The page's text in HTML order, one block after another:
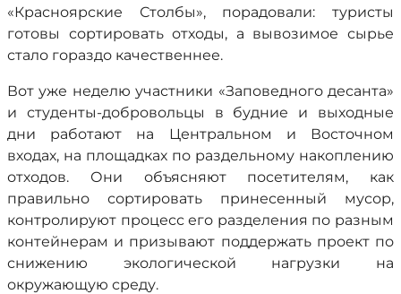
«Красноярские Столбы», порадовали: туристы
готовы сортировать отходы, а вывозимое сырье
стало гораздо качественнее.
Вот уже неделю участники «Заповедного десанта»
и студенты-добровольцы в будние и выходные
дни работают на Центральном и Восточном
входах, на площадках по раздельному накоплению
отходов. Они объясняют посетителям, как
правильно сортировать принесенный мусор,
контролируют процесс его разделения по разным
контейнерам и призывают поддержать проект по
снижению экологической нагрузки на
окружающую среду.